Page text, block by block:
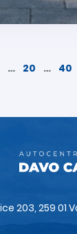
… 20 … 40
203, 259 01